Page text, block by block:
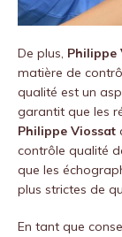
De plus, Philippe
matière de
qualité est un
garantit que les
Philippe Viossat
contrôle qualité
que les
plus strictes de
En tant que